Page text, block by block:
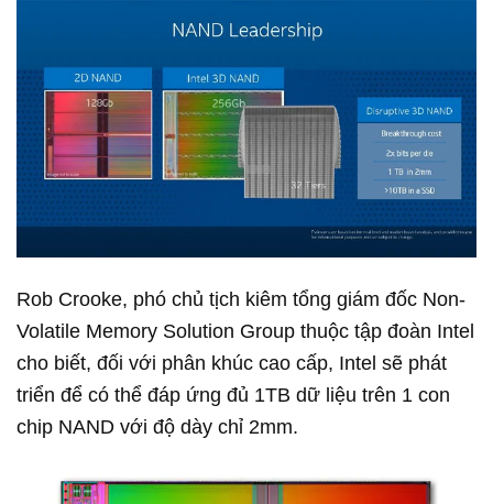
Rob Crooke, phó chủ tịch kiêm tổng giám đốc Non-
Volatile Memory Solution Group thuộc tập đoàn Intel
cho biết, đối với phân khúc cao cấp, Intel sẽ phát
triển để có thể đáp ứng đủ 1TB dữ liệu trên 1 con
chip NAND với độ dày chỉ 2mm.